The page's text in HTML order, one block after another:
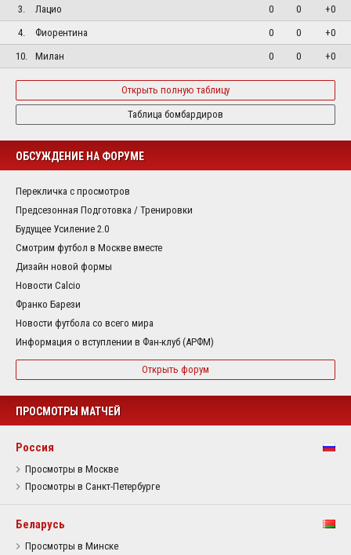
3.
Лацио 0 0
+0
4.
Фиорентина 0 0
+0
10.
Милан 0 0 +0
Открыть полную таблицу
Таблица бомбардиров
ОБСУЖДЕНИЕ НА ФОРУМЕ
Перекличка с просмотров
Предсезонная Подготовка / Тренировки
Будущее Усиление 2.0
Смотрим футбол в Москве вместе
Дизайн новой формы
Новости Calcio
Франко Барези
Новости футбола со всего мира
Информация о вступлении в Фан-клуб (АРФМ)
Открыть форум
ПРОСМОТРЫ МАТЧЕЙ
Россия
Просмотры в Москве
Просмотры в Санкт-Петербурге
Беларусь
Просмотры в Минске